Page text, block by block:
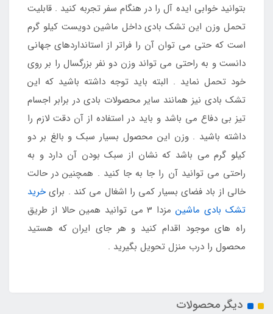
بتوانید خوابی ایده آل را در هنگام سفر تجربه کنید . قابلیت
تحمل وزن این تشک بادی داخل ماشین دویست کیلو گرم
است که حتی می توان آن را فراتر از استانداردهای جهانی
دانست و به راحتی می تواند وزن دو نفر بزرگسال را بر روی
خود تحمل نماید . البته باید توجه داشته باشید که این
تشک بادی نیز همانند سایر محصولات بادی در برابر اجسام
تیز بی دفاع می باشد و باید در استفاده از آن دقت لازم را
داشته باشید . وزن این محصول بسیار سبک و بالغ بر دو
کیلو گرم می باشد که نشان از سبک بودن آن دارد و به
راحتی می توانید آن را جا به جا کنید . همچنین در حالت
خالی از باد فضای بسیار کمی را اشغال می کند . برایخرید
تشک بادی ماشین
مزدا 3 می توانید همین حالا از طریق
راه های موجود اقدام کنید و هر جای ایران که هستید
محصول را درب منزل تحویل بگیرید .
دیگر محصولات